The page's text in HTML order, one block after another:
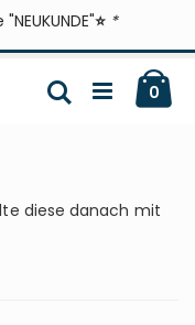
⭐ *
0
Suche
diese danach mit